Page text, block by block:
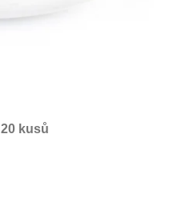
20 kusů